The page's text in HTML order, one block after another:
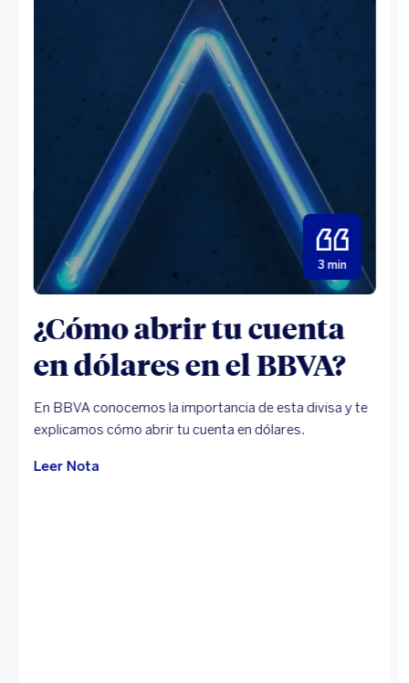
3 min
¿Cómo abrir tu cuenta
en dólares en el BBVA?
En BBVA conocemos la importancia de esta divisa y te
explicamos cómo abrir tu cuenta en dólares.
Leer Nota